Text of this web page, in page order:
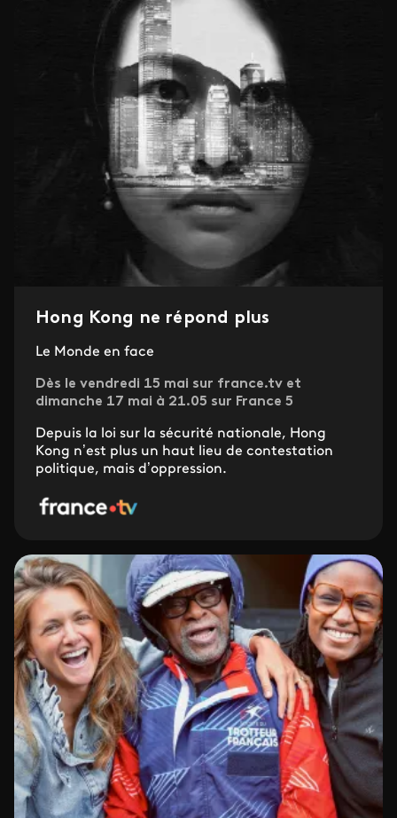
Hong Kong ne répond plus
Le Monde en face
Dès le vendredi 15 mai sur france.tv et
dimanche 17 mai à 21.05 sur France 5
Depuis la loi sur la sécurité nationale, Hong
Kong n’est plus un haut lieu de contestation
politique, mais d’oppression.